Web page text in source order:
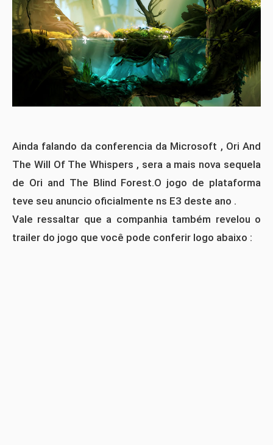
Ainda falando da conferencia da Microsoft , Ori And
The Will Of The Whispers , sera a mais nova sequela
de Ori and The Blind Forest.O jogo de plataforma
teve seu anuncio oficialmente ns E3 deste ano .
Vale ressaltar que a companhia também revelou o
trailer do jogo que você pode conferir logo abaixo :